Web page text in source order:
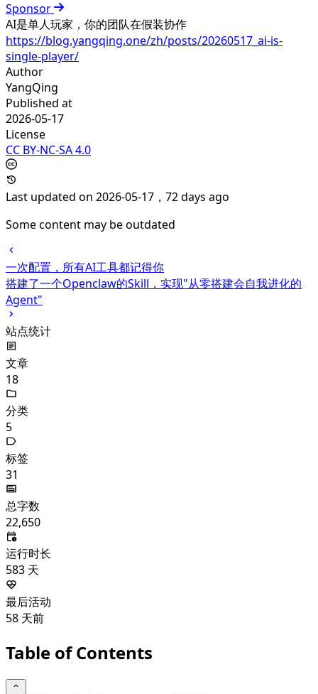
Sponsor
AI是单人玩家，你的团队在假装协作
https://blog.yangqing.one/zh/posts/20260517_ai-is-
single-player/
Author
YangQing
Published at
2026-05-17
License
CC BY-NC-SA 4.0
Last updated on 2026-05-17，72 days ago
Some content may be outdated
一次配置，所有AI工具都记得你
搭建了一个Openclaw的Skill，实现"从零搭建会自我进化的
Agent"
站点统计
文章
18
分类
5
标签
31
总字数
22,650
运行时长
583 天
最后活动
58 天前
Table of Contents